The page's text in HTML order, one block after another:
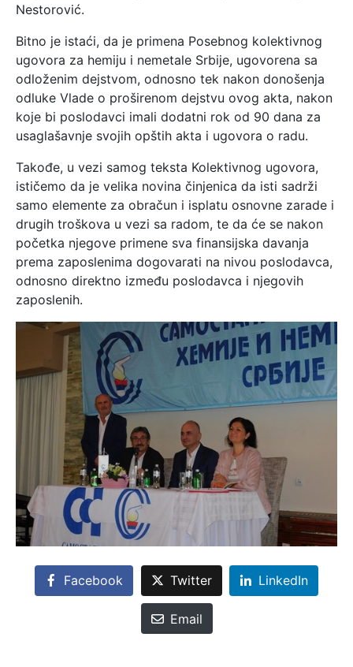
Nestorović.
Bitno je istaći, da je primena Posebnog kolektivnog
ugovora za hemiju i nemetale Srbije, ugovorena sa
odloženim dejstvom, odnosno tek nakon donošenja
odluke Vlade o proširenom dejstvu ovog akta, nakon
koje bi poslodavci imali dodatni rok od 90 dana za
usaglašavnje svojih opštih akta i ugovora o radu.
Takođe, u vezi samog teksta Kolektivnog ugovora,
ističemo da je velika novina činjenica da isti sadrži
samo elemente za obračun i isplatu osnovne zarade i
drugih troškova u vezi sa radom, te da će se nakon
početka njegove primene sva finansijska davanja
prema zaposlenima dogovarati na nivou poslodavca,
odnosno direktno između poslodavca i njegovih
zaposlenih.
Facebook Twitter LinkedIn
Email